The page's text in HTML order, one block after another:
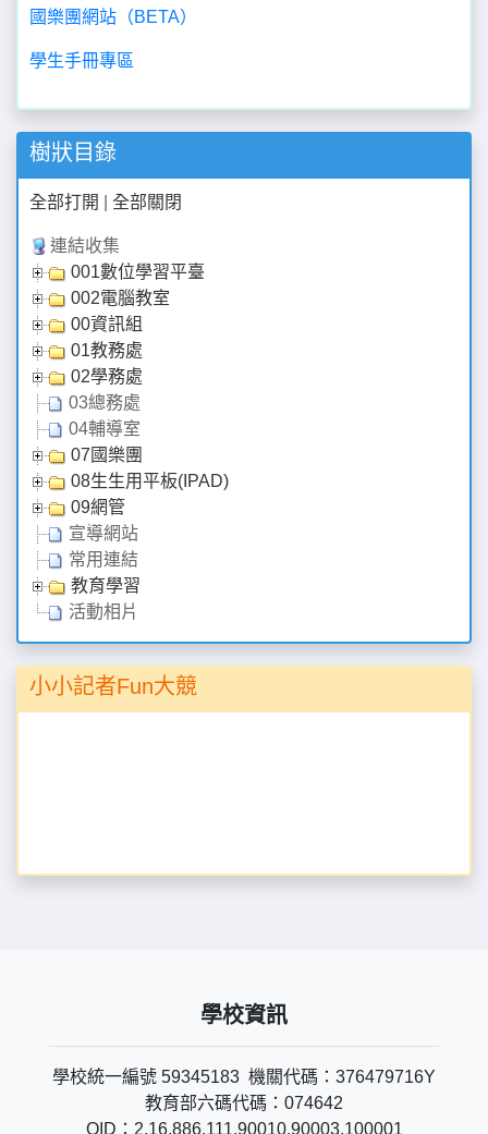
國樂團網站（BETA）
學生手冊專區
樹狀目錄
全部打開 全部關閉
連結收集
001數位學習平臺
002電腦教室
00資訊組
01教務處
02學務處
03總務處
04輔導室
07國樂團
08生生用平板(IPAD)
09網管
宣導網站
常用連結
教育學習
活動相片
小小記者Fun大競
學校資訊
學校統一編號 59345183 機關代碼：376479716Y
教育部六碼代碼：074642
OID：2.16.886.111.90010.90003.100001